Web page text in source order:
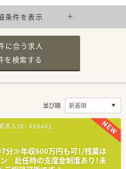
条件を表示
に合う求人
を検索する
並び順
求人ID： 469462
7分≫年収600万円も可！/残業ほ
赴任時の支度金制度あり！未